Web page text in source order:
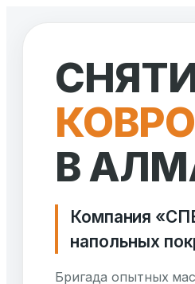
содержимому
В
Компания
напольных
Бригада опытных